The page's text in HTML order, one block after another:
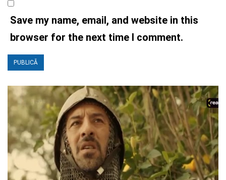
Save my name, email, and website in this
browser for the next time I comment.